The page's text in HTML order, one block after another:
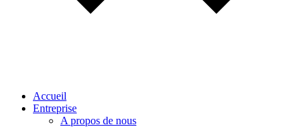
Accueil
Entreprise
A propos de nous